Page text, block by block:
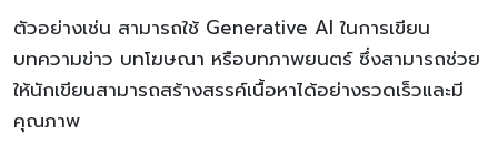
ตัวอย่างเช่น สามารถใช้ Generative AI ในการเขียน
บทความข่าว บทโฆษณา หรือบทภาพยนตร์ ซึ่งสามารถช่วย
ให้นักเขียนสามารถสร้างสรรค์เนื้อหาได้อย่างรวดเร็วและมี
คุณภาพ